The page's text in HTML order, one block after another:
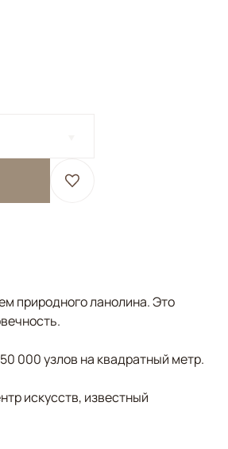
природного ланолина. Это
000 узлов на квадратный метр.
искусств, известный